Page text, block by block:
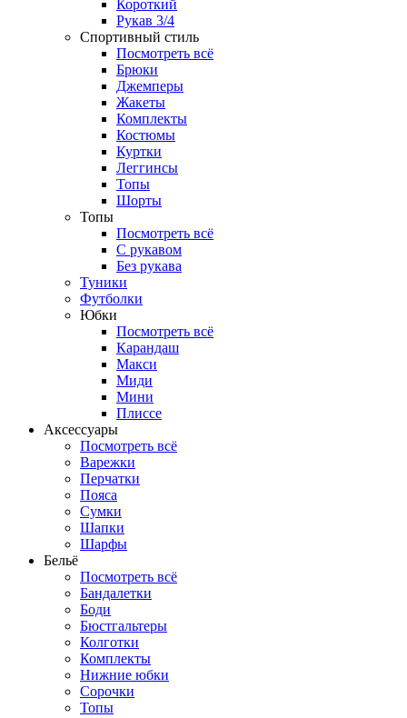
Короткий
Рукав 3/4
Спортивный стиль
Посмотреть всё
Брюки
Джемперы
Жакеты
Комплекты
Костюмы
Куртки
Леггинсы
Топы
Шорты
Топы
Посмотреть всё
C рукавом
Без рукава
Туники
Футболки
Юбки
Посмотреть всё
Карандаш
Макси
Миди
Мини
Плиссе
Аксессуары
Посмотреть всё
Варежки
Перчатки
Пояса
Сумки
Шапки
Шарфы
Бельё
Посмотреть всё
Бандалетки
Боди
Бюстгальтеры
Колготки
Комплекты
Нижние юбки
Сорочки
Топы